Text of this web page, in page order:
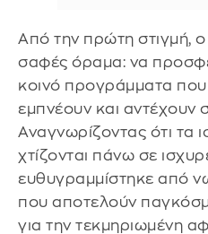
Από την πρώτη στιγμή, ο
σαφές όραμα: να
κοινό προγράμματα
εμπνέουν και αντέχουν
Αναγνωρίζοντας ότι τα
χτίζονται πάνω σε
ευθυγραμμίστηκε από
που αποτελούν
για την τεκμηριωμένη